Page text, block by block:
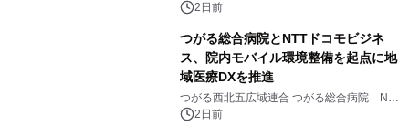
2日前
つがる総合病院とNTTドコモビジネ
ス、院内モバイル環境整備を起点に地
域医療DXを推進
つがる西北五広域連合 つがる総合病院 NTT
ドコモビジネス株式会社
2日前